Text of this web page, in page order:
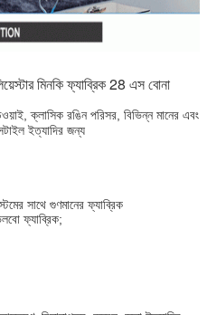
মিনকি ফ্যাব্রিক 28 এস বোনা
ক্লাসিক রঙিন পরিসর, বিভিন্ন মানের এবং
ইত্যাদির জন্য
সাথে গুণমানের ফ্যাব্রিক
ফ্যাব্রিক;